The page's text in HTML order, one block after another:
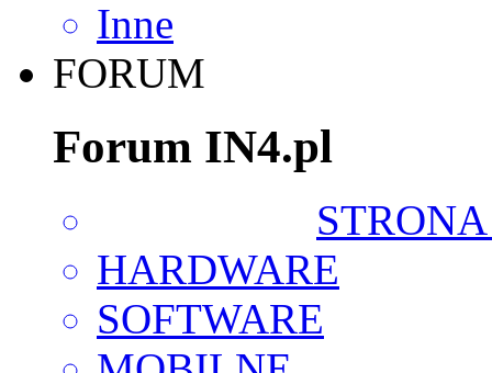
Inne
FORUM
Forum IN4.pl
HARDWARE
SOFTWARE